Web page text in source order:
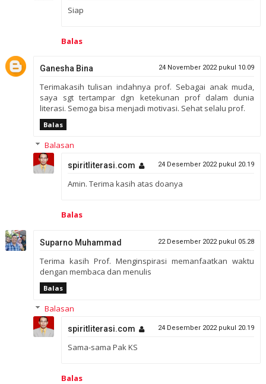
Siap
Balas
Ganesha Bina 24 November 2022 pukul 10.09
Terimakasih tulisan indahnya prof. Sebagai anak muda,
saya sgt tertampar dgn ketekunan prof dalam dunia
literasi. Semoga bisa menjadi motivasi. Sehat selalu prof.
Balas
Balasan
spiritliterasi.com 24 Desember 2022 pukul 20.19
Amin. Terima kasih atas doanya
Balas
Suparno Muhammad 22 Desember 2022 pukul 05.28
Terima kasih Prof. Menginspirasi memanfaatkan waktu
dengan membaca dan menulis
Balas
Balasan
spiritliterasi.com 24 Desember 2022 pukul 20.19
Sama-sama Pak KS
Balas